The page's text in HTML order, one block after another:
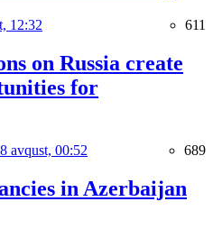
12:32 611
on Russia create
for
avqust, 00:52 689
in Azerbaijan